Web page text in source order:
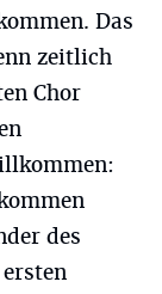
Das
zeitlich
Chor
des